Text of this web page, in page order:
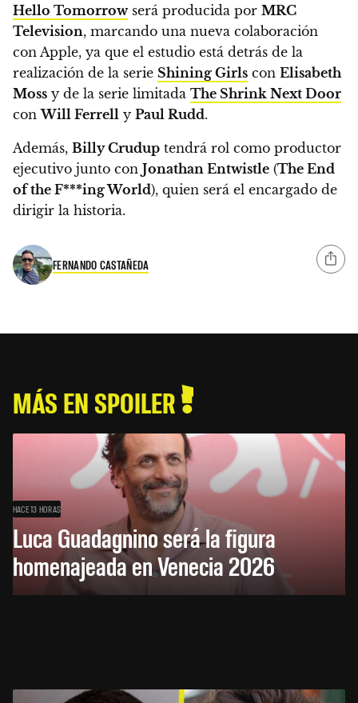
Hello Tomorrowserá producida por MRC
Television, marcando una nueva colaboración
con Apple, ya que el estudio está detrás de la
realización de la serie Shining Girls con Elisabeth
Moss y de la serie limitada The Shrink Next Door
conWill Ferrell y Paul Rudd.
Además, Billy Crudup tendrá rol como productor
ejecutivo junto con Jonathan Entwistle (The End
of the F***ing World), quien será el encargado de
dirigir la historia.
FERNANDO CASTAÑEDA
MÁS EN SPOILER
HACE 13 HORAS
Luca Guadagnino será la figura
homenajeada en Venecia 2026